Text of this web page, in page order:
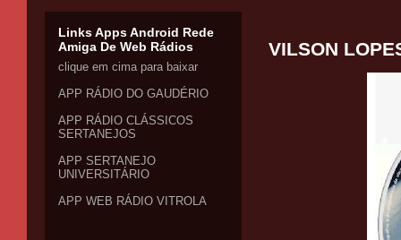
VILSON
Links Apps Android Rede
Amiga De Web Rádios
clique em cima para baixar
APP RÁDIO DO GAUDÉRIO
APP RÁDIO CLÁSSICOS
SERTANEJOS
APP SERTANEJO
UNIVERSITÁRIO
APP WEB RÁDIO VITROLA